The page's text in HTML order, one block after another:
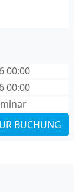
00:00
00:00
BUCHUNG